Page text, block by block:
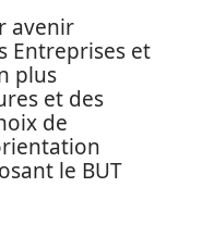
avenir
Entreprises et
plus
et des
de
le BUT